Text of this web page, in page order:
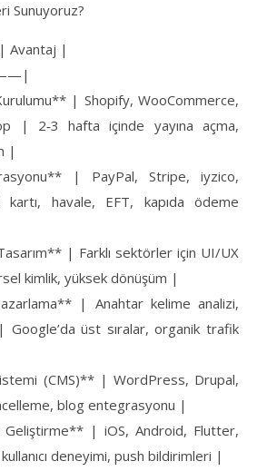
Sunuyoruz?
Avantaj |
| Shopify, WooCommerce,
| 2‑3 hafta içinde yayına açma,
|
| PayPal, Stripe, iyzico,
havale, EFT, kapıda ödeme
| Farklı sektörler için UI/UX
kimlik, yüksek dönüşüm |
| Anahtar kelime analizi,
Google’da üst sıralar, organik trafik
(CMS)** | WordPress, Drupal,
blog entegrasyonu |
| iOS, Android, Flutter,
deneyimi, push bildirimleri |